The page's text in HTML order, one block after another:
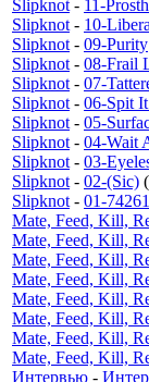
Slipknot - 11-
Slipknot - 10-
Slipknot - 09-Purity
Slipknot - 08-Frail
Slipknot - 07-
Slipknot - 06-Spit
Slipknot - 05-
Slipknot - 04-Wait
Slipknot - 03-
Slipknot - 02-(Sic)
Slipknot - 01-
Mate, Feed, Kill,
Mate, Feed, Kill,
Mate, Feed, Kill,
Mate, Feed, Kill,
Mate, Feed, Kill,
Mate, Feed, Kill,
Mate, Feed, Kill,
Mate, Feed, Kill,
Интервью -